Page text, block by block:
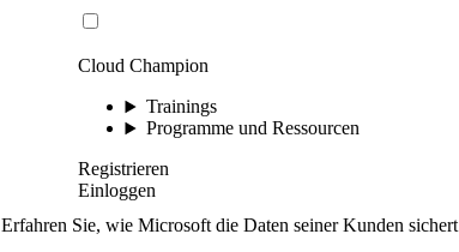
Cloud Champion
Trainings
Programme und Ressourcen
Registrieren
Einloggen
Erfahren Sie, wie Microsoft die Daten seiner Kunden sichert